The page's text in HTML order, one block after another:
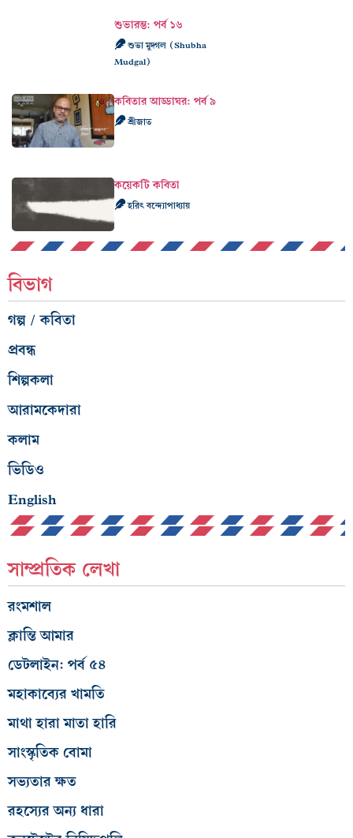
শুভারম্ভ: পর্ব ১৬
শুভা মুদ্গল (Shubha
Mudgal)
কবিতার আড্ডাঘর: পর্ব ৯
শ্রীজাত
কয়েকটি কবিতা
হরিৎ বন্দ্যোপাধ্যায়
বিভাগ
গল্প / কবিতা
প্রবন্ধ
শিল্পকলা
আরামকেদারা
কলাম
ভিডিও
English
সাম্প্রতিক লেখা
রংমশাল
ক্লান্তি আমার
ডেটলাইন: পর্ব ৫৪
মহাকাব্যের খামতি
মাথা হারা মাতা হারি
সাংস্কৃতিক বোমা
সভ্যতার ক্ষত
রহস্যের অন্য ধারা